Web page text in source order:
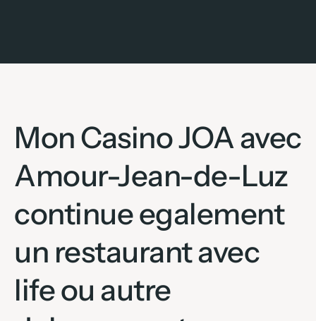
Mon Casino JOA avec
Amour-Jean-de-Luz
continue egalement
un restaurant avec
life ou autre